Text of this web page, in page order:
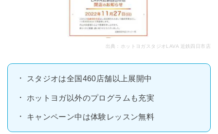
出典： ホットヨガスタジオLAVA 近鉄四日市店
スタジオは全国460店舗以上展開中
ホットヨガ以外のプログラムも充実
キャンペーン中は体験レッスン無料